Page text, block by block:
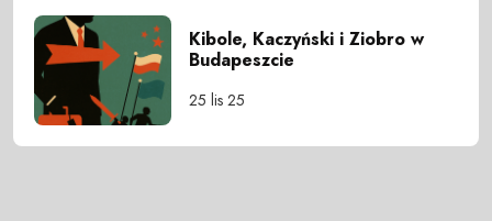
Kibole, Kaczyński i Ziobro w
Budapeszcie
25 lis 25